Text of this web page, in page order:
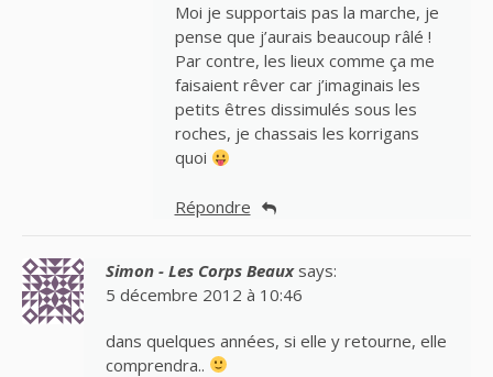
Moi je supportais pas la marche, je
pense que j’aurais beaucoup râlé !
Par contre, les lieux comme ça me
faisaient rêver car j’imaginais les
petits êtres dissimulés sous les
roches, je chassais les korrigans
quoi
Répondre
Simon - Les Corps Beaux says:
5 décembre 2012 à 10:46
dans quelques années, si elle y retourne, elle
comprendra..